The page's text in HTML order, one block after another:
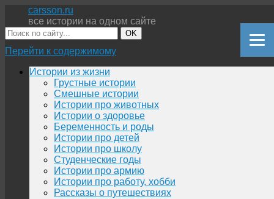
carsson.ru
все истории на одном сайте
OK
Перейти к содержимому
Истории из жизни
Грустные истории
Смешные истории
Истории про животных
Истории о здоровье
Беременность и роды
Истории про детей
Истории про школу
Студенческие годы
Истории про армию
Истории про работу, хобби
Рассказы о путешествиях